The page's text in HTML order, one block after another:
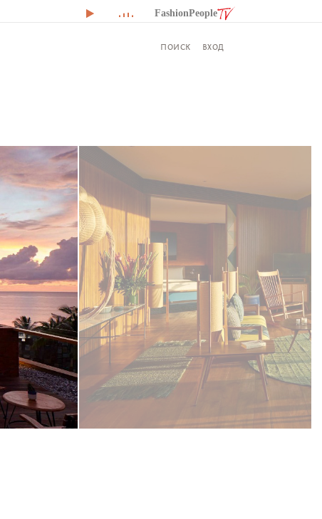
FashionPeople
ПОИСК ВХОД